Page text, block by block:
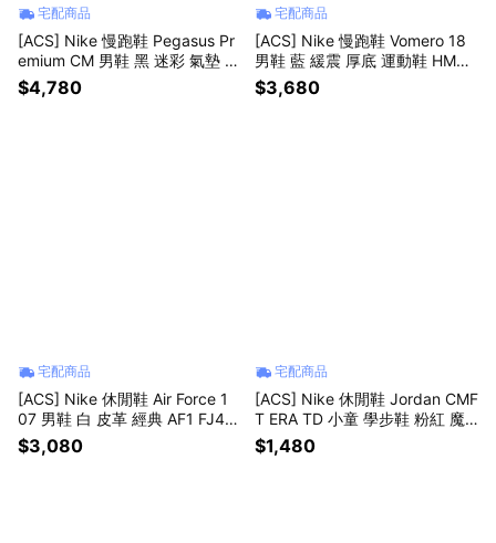
宅配商品
[ACS] Nike 慢跑鞋 Pegasus Pr
emium CM 男鞋 黑 迷彩 氣墊 小
飛馬 IF9630-001
$4,780
宅配商品
[ACS] Nike 慢跑鞋 Vomero 18
男鞋 藍 緩震 厚底 運動鞋 HM68
03-404
$3,680
宅配商品
[ACS] Nike 休閒鞋 Air Force 1
07 男鞋 白 皮革 經典 AF1 FJ41
46-134
$3,080
宅配商品
[ACS] Nike 休閒鞋 Jordan CMF
T ERA TD 小童 學步鞋 粉紅 魔
鬼氈 HQ0508-601
$1,480